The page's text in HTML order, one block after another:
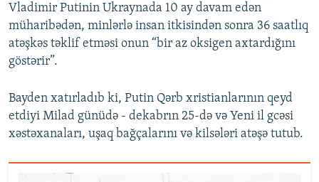
Vladimir Putinin Ukraynada 10 ay davam edən
müharibədən, minlərlə insan itkisindən sonra 36 saatlıq
atəşkəs təklif etməsi onun “bir az oksigen axtardığını
göstərir”.
Bayden xatırladıb ki, Putin Qərb xristianlarının qeyd
etdiyi Milad günüdə - dekabrın 25-də və Yeni il gcəsi
xəstəxanaları, uşaq bağçalarını və kilsələri atəşə tutub.